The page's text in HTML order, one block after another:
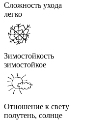
Сложность ухода
легко
Зимостойкость
зимостойкое
Отношение к свету
полутень, солнце